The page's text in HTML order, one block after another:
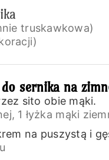
truskawkowa)
sernika na
sito obie mąki.
1 łyżka mąki
na puszystą i